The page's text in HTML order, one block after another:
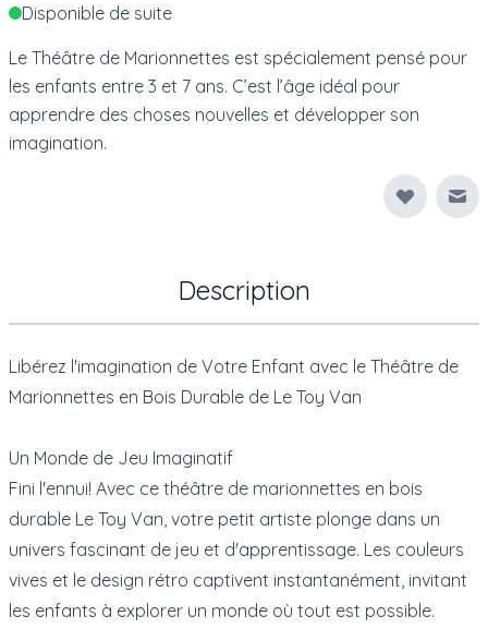
Disponible de suite
Le Théâtre de Marionnettes est spécialement pensé pour
les enfants entre 3 et 7 ans. C’est l’âge idéal pour
apprendre des choses nouvelles et développer son
imagination.
Description
Libérez l'imagination de Votre Enfant avec le Théâtre de
Marionnettes en Bois Durable de Le Toy Van
Un Monde de Jeu Imaginatif
Fini l'ennui! Avec ce théâtre de marionnettes en bois
durable Le Toy Van, votre petit artiste plonge dans un
univers fascinant de jeu et d'apprentissage. Les couleurs
vives et le design rétro captivent instantanément, invitant
les enfants à explorer un monde où tout est possible.